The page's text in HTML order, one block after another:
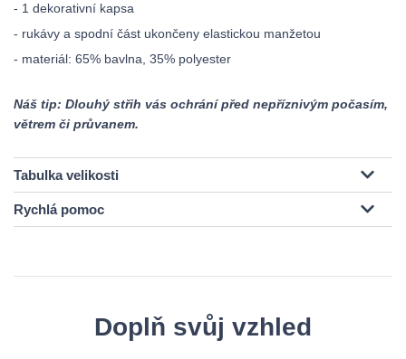
- 1 dekorativní kapsa
- rukávy a spodní část ukončeny elastickou manžetou
- materiál: 65% bavlna, 35% polyester
Náš tip: Dlouhý střih vás ochrání před nepříznivým počasím,
větrem či průvanem.
Tabulka velikosti
Rychlá pomoc
Doplň svůj vzhled